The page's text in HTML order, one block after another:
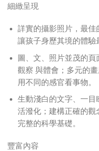
細緻呈現
詳實的攝影照片，最佳
讓孩子身歷其境的體驗
圖、文、照片並茂的
觀察 與體會；多元的
用不同的感官看事物。
生動淺白的文字、一目
活潑化；建構正確的觀
完整的科學基礎。
豐富內容